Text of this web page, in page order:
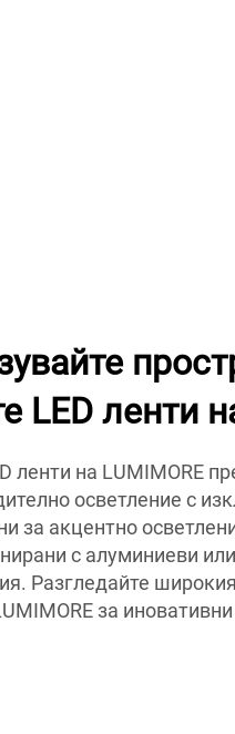
LED ленти
ленти на LUMIMORE
осветление с
за акцентно
с алуминиеви
Разгледайте
за